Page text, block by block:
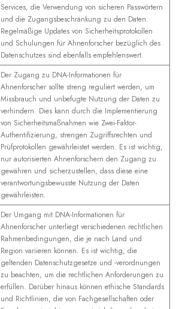
Services, die Verwendung von sicheren Passwörtern
und die Zugangsbeschränkung zu den Daten.
Regelmäßige Updates von Sicherheitsprotokollen
und Schulungen für Ahnenforscher bezüglich des
Datenschutzes sind ebenfalls empfehlenswert.
Der Zugang zu DNA-Informationen für
Ahnenforscher sollte streng reguliert werden, um
Missbrauch und unbefugte Nutzung der Daten zu
verhindern. Dies kann durch die Implementierung
von Sicherheitsmaßnahmen wie Zwei-Faktor-
Authentifizierung, strengen Zugriffsrechten und
Prüfprotokollen gewährleistet werden. Es ist wichtig,
nur autorisierten Ahnenforschern den Zugang zu
gewähren und sicherzustellen, dass diese eine
verantwortungsbewusste Nutzung der Daten
gewährleisten.
Der Umgang mit DNA-Informationen für
Ahnenforscher unterliegt verschiedenen rechtlichen
Rahmenbedingungen, die je nach Land und
Region variieren können. Es ist wichtig, die
geltenden Datenschutzgesetze und -verordnungen
zu beachten, um die rechtlichen Anforderungen zu
erfüllen. Darüber hinaus können ethische Standards
und Richtlinien, die von Fachgesellschaften oder